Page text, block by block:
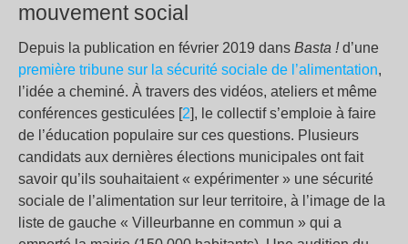
mouvement social
Depuis la publication en février 2019 dans Basta !d’une
première tribune sur la sécurité sociale de l’alimentation,
l’idée a cheminé. À travers des vidéos, ateliers et même
conférences gesticulées [2], le collectif s’emploie à faire
de l’éducation populaire sur ces questions. Plusieurs
candidats aux dernières élections municipales ont fait
savoir qu’ils souhaitaient « expérimenter » une sécurité
sociale de l’alimentation sur leur territoire, à l’image de la
liste de gauche « Villeurbanne en commun » qui a